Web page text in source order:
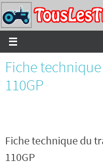
Passer
vers
le
contenu
Fiche
110GP
Fiche technique du
110GP